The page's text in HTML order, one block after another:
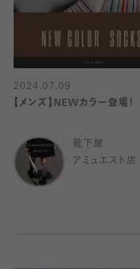
2024.07.09
【メンズ】NEWカラー登場！
靴下屋
アミュエスト店